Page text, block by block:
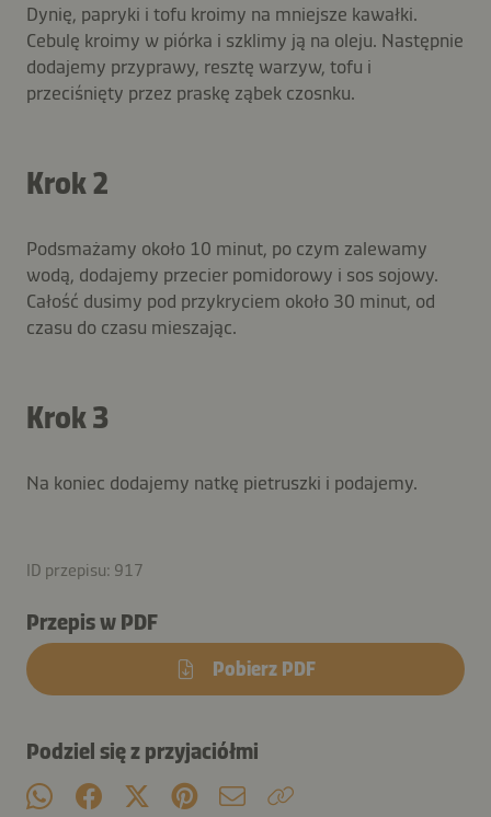
Dynię, papryki i tofu kroimy na mniejsze kawałki.
Cebulę kroimy w piórka i szklimy ją na oleju. Następnie
dodajemy przyprawy, resztę warzyw, tofu i
przeciśnięty przez praskę ząbek czosnku.
Krok 2
Podsmażamy około 10 minut, po czym zalewamy
wodą, dodajemy przecier pomidorowy i sos sojowy.
Całość dusimy pod przykryciem około 30 minut, od
czasu do czasu mieszając.
Krok 3
Na koniec dodajemy natkę pietruszki i podajemy.
ID przepisu: 917
Przepis w PDF
Pobierz PDF
Podziel się z przyjaciółmi